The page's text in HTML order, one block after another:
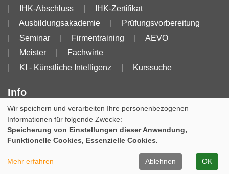
IHK-Abschluss
IHK-Zertifikat
Ausbildungsakademie
Prüfungsvorbereitung
Seminar
Firmentraining
AEVO
Meister
Fachwirte
KI - Künstliche Intelligenz
Kurssuche
Info
Impressum AGB
AGB für Dozierende
Datenschutzerklärung
Widerruf
Wir speichern und verarbeiten Ihre personenbezogenen
Informationen für folgende Zwecke:
Speicherung von Einstellungen dieser Anwendung,
Funktionelle Cookies, Essenzielle Cookies.
Mehr erfahren Ablehnen OK